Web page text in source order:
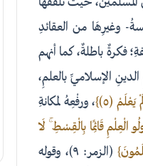
وغيرِهَا من العقائدِ
فكرةٌ باطلةٌ، كما أنهم
الإسلاميِّ بالعلمِ،
، ورفْعِهُ لمكانةِ
الْعِلْمِ قَائِمًا بِالْقِسْطِ ۚ لَا
(الزمر: ٩)، وقوله